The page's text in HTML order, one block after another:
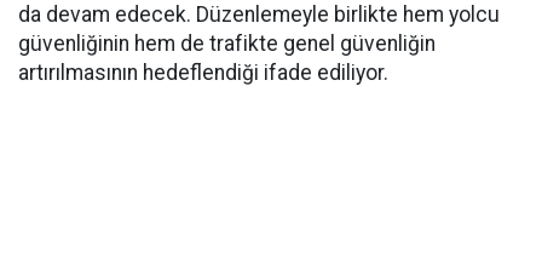
da devam edecek. Düzenlemeyle birlikte hem yolcu
güvenliğinin hem de trafikte genel güvenliğin
artırılmasının hedeflendiği ifade ediliyor.